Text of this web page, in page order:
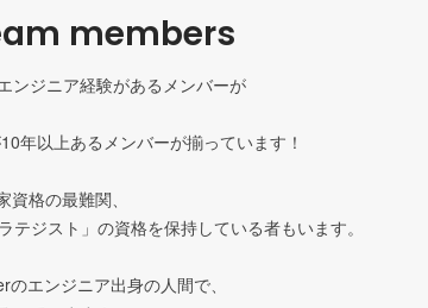
members
ンジニア経験があるメンバーが
年以上あるメンバーが揃っています！
格の最難関、
ジスト」の資格を保持している者もいます。
エンジニア出身の人間で、